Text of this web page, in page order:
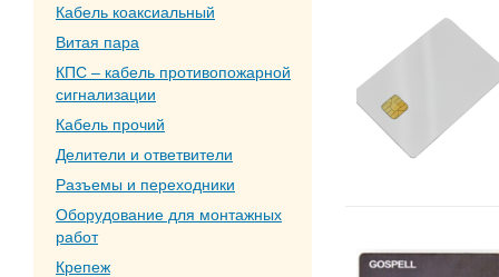
Кабель коаксиальный
Витая пара
КПС – кабель противопожарной
сигнализации
Кабель прочий
Делители и ответвители
Разъемы и переходники
Оборудование для монтажных
работ
Крепеж